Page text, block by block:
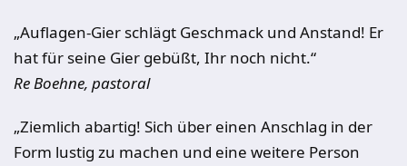
„Auflagen-Gier schlägt Geschmack und Anstand! Er
hat für seine Gier gebüßt, Ihr noch nicht.“
Re Boehne, pastoral
„Ziemlich abartig! Sich über einen Anschlag in der
Form lustig zu machen und eine weitere Person